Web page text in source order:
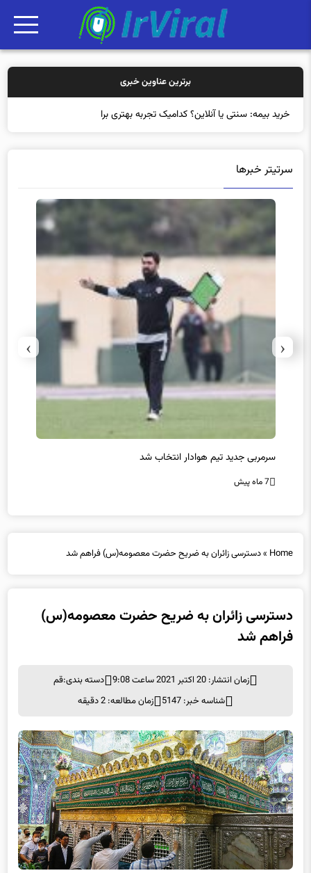
برترین عناوین خبری
خرید بیمه: سنتی یا آنلاین؟ کدامیک تجربه بهتری برای مشتریان
سرتیتر خبرها
سرمربی جدید تیم هوادار انتخاب شد
7 ماه پیش
‹
›
Home
»دسترسی زائران به ضریح حضرت معصومه(س) فراهم شد
دسترسی زائران به ضریح حضرت معصومه(س)
فراهم شد
زمان انتشار: 20 اکتبر 2021 ساعت 9:08 دسته بندی:قم
شناسه خبر: 5147
زمان مطالعه: 2 دقیقه